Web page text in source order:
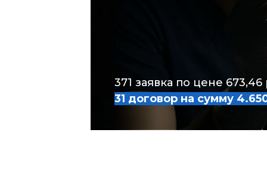
371 заявка по цене 673,46
31 договор на сумму
ДЕЛАЕМ ВСЕ,
И С
Играем за вашу команду